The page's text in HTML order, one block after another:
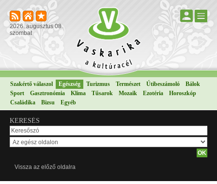
2026. augusztus 08.
szombat
Szakértő válaszol Egészség Turizmus Természet Útibeszámoló
Bálok
Sport
Gasztronómia Klíma Tűsarok Mozaik Ezotéria
Horoszkóp
Családika
Bizsu Egyéb
KERESÉS
Vissza az előző oldalra